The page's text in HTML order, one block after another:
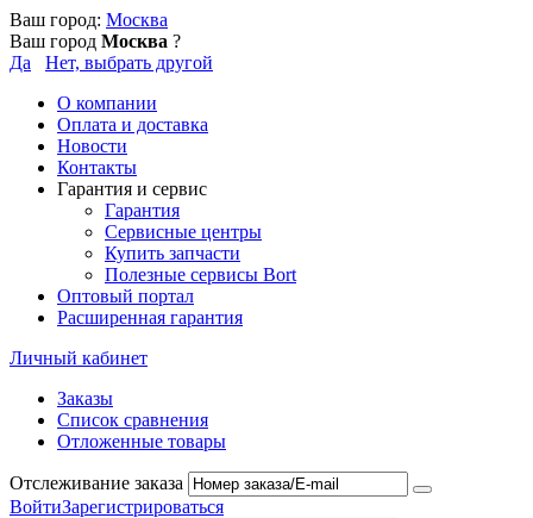
Ваш город: Москва
Ваш город Москва ?
Да
Нет, выбрать другой
О компании
Оплата и доставка
Новости
Контакты
Гарантия и сервис
Гарантия
Сервисные центры
Купить запчасти
Полезные сервисы Bort
Оптовый портал
Расширенная гарантия
Личный кабинет
Заказы
Список сравнения
Отложенные товары
Отслеживание заказа
ВойтиЗарегистрироваться